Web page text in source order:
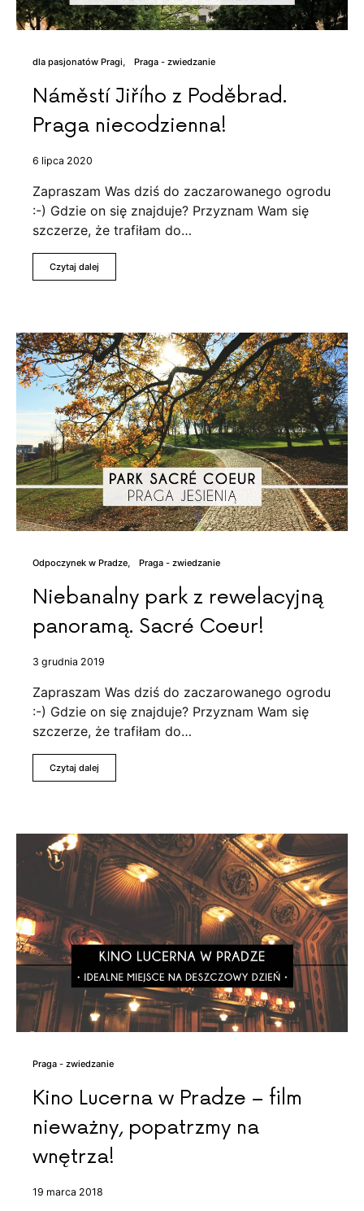
dla pasjonatów Pragi Praga - zwiedzanie
Náměstí Jiřího z Poděbrad.
Praga niecodzienna!
6 lipca 2020
Zapraszam Was dziś do zaczarowanego ogrodu
:-) Gdzie on się znajduje? Przyznam Wam się
szczerze, że trafiłam do…
Czytaj dalej
Odpoczynek w Pradze Praga - zwiedzanie
Niebanalny park z rewelacyjną
panoramą. Sacré Coeur!
3 grudnia 2019
Zapraszam Was dziś do zaczarowanego ogrodu
:-) Gdzie on się znajduje? Przyznam Wam się
szczerze, że trafiłam do…
Czytaj dalej
Praga - zwiedzanie
Kino Lucerna w Pradze – film
nieważny, popatrzmy na
wnętrza!
19 marca 2018